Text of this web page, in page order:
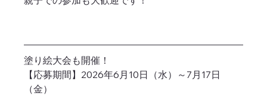
塗り絵大会も開催！
【応募期間】2026年6月10日（水）～7月17日
（金）